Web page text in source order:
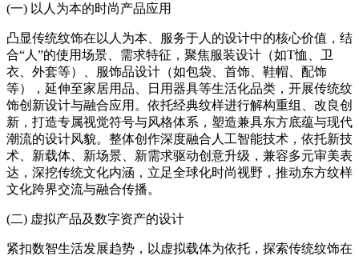
(一) 以人为本的时尚产品应用
凸显传统纹饰在以人为本、服务于人的设计中的核心价值，结
合“人”的使用场景、需求特征，聚焦服装设计（如T恤、卫
衣、外套等）、服饰品设计（如包袋、首饰、鞋帽、配饰
等），延伸至家居用品、日用器具等生活化品类，开展传统纹
饰创新设计与融合应用。依托经典纹样进行解构重组、改良创
新，打造专属视觉符号与风格体系，塑造兼具东方底蕴与现代
潮流的设计风貌。整体创作深度融合人工智能技术，依托新技
术、新载体、新场景、新需求驱动创意升级，兼容多元审美表
达，深挖传统文化内涵，立足全球化时尚视野，推动东方纹样
文化跨界交流与融合传播。
(二) 虚拟产品及数字资产的设计
紧扣数智生活发展趋势，以虚拟载体为依托，探索传统纹饰在